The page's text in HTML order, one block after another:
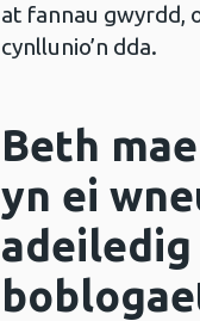
at fannau gwyrdd,
cynllunio’n dda.
Beth
yn ei